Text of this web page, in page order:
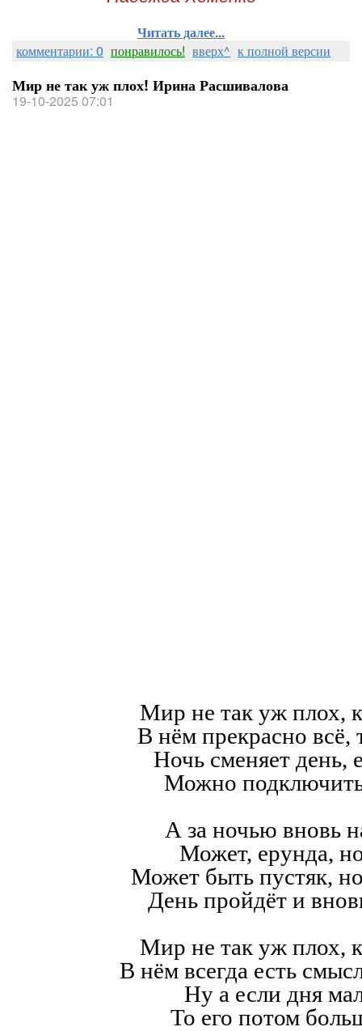
Читать далее...
комментарии: 0 понравилось! вверх^ к полной версии
Мир не так уж плох! Ирина Расшивалова
19-10-2025 07:01
Мир не так уж плох,
В нём прекрасно всё,
Ночь сменяет день,
Можно
А за ночью вновь
Может, ерунда,
Может быть пустяк,
День пройдёт и
Мир не так уж плох,
В нём всегда есть
Ну а если дня
То его потом